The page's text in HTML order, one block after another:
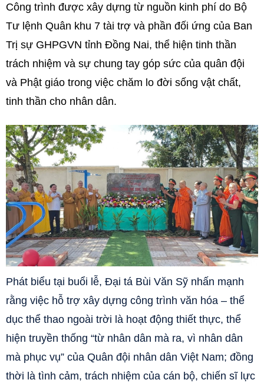
Công trình được xây dựng từ nguồn kinh phí do Bộ
Tư lệnh Quân khu 7 tài trợ và phần đối ứng của Ban
Trị sự GHPGVN tỉnh Đồng Nai, thể hiện tinh thần
trách nhiệm và sự chung tay góp sức của quân đội
và Phật giáo trong việc chăm lo đời sống vật chất,
tinh thần cho nhân dân.
Phát biểu tại buổi lễ, Đại tá Bùi Văn Sỹ nhấn mạnh
rằng việc hỗ trợ xây dựng công trình văn hóa – thể
dục thể thao ngoài trời là hoạt động thiết thực, thể
hiện truyền thống “từ nhân dân mà ra, vì nhân dân
mà phục vụ” của Quân đội nhân dân Việt Nam; đồng
thời là tình cảm, trách nhiệm của cán bộ, chiến sĩ lực